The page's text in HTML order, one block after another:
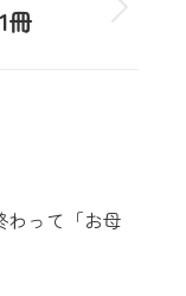
冊
わって「お母